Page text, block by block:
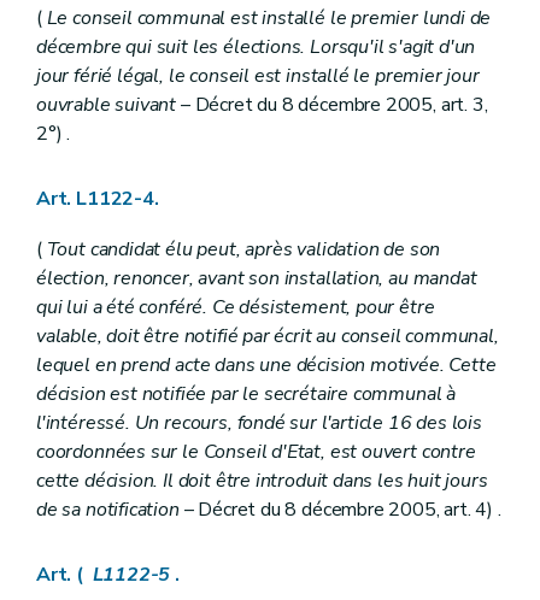
Art. L1232-9
Art. L1232-10
Art. L1232-11
Art. L1232-12
Section 3 Funérailles, modes de sépulture et rites funéraires
Art. L1232-17
Sous-section 2 Inhumations
Art. L1232-17bis
Art. L1232-18
Art. L1232-19
Art. L1232-20
Art. L1232-21
Sous-section 3 La crémation
Art. L1232-22
Art. L1232-23
Art. L1232-24
Art. L1232-25
Art. L1232-27
(Le conseil communal est installé le premier lundi de
décembre qui suit les élections. Lorsqu'il s'agit d'un
jour férié légal, le conseil est installé le premier jour
ouvrable suivant– Décret du 8 décembre 2005, art. 3,
2°) .
Art. L1122-4.
( Tout candidat élu peut, après validation de son
élection, renoncer, avant son installation, au mandat
qui lui a été conféré. Ce désistement, pour être
valable, doit être notifié par écrit au conseil communal,
lequel en prend acte dans une décision motivée. Cette
décision est notifiée par le secrétaire communal à
l'intéressé. Un recours, fondé sur l'article 16 des lois
coordonnées sur le Conseil d'Etat, est ouvert contre
cette décision. Il doit être introduit dans les huit jours
de sa notification – Décret du 8 décembre 2005, art. 4) .
Art. ( L1122-5 .